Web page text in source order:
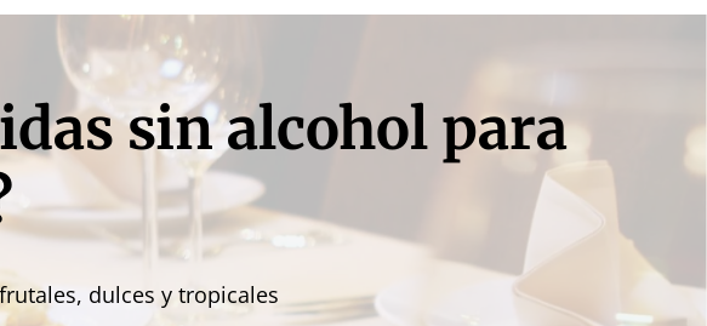
sin alcohol para
dulces y tropicales